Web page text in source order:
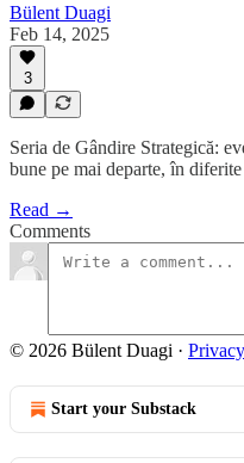
Bülent Duagi
Feb 14, 2025
3
Seria de Gândire Strategică:
bune pe mai departe, în
Read →
Comments
© 2026 Bülent Duagi · Privacy
Start your Substack